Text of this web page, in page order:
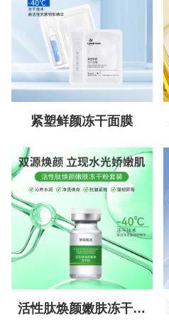
紧塑鲜颜冻干面膜
活性肽焕颜嫩肤冻干粉